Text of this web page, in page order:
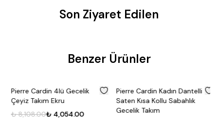
Son Ziyaret Edilen
Benzer Ürünler
%
Pierre Cardin 4lü Gecelik
Çeyiz Takım Ekru
₺ 8,108.00₺ 4,054.00
% 50
Pierre Cardin Kadın Dantelli
Saten Kısa Kollu Sabahlık
Gecelik Takım